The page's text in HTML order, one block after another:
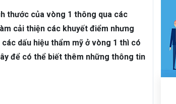
thước của vòng 1 thông qua các
cải thiện các khuyết điểm nhưng
dấu hiệu thẩm mỹ ở vòng 1 thì có
để có thể biết thêm những thông tin